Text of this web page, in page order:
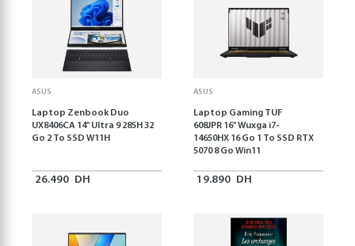
ASUS
Laptop Zenbook Duo
UX8406CA 14'' Ultra 9 285H 32
Go 2 To SSD W11H
26.490 DH
ASUS
Laptop Gaming TUF
608JPR 16'' Wuxga i7-
14650HX 16 Go 1 To SSD RTX
5070 8 Go Win11
19.890 DH